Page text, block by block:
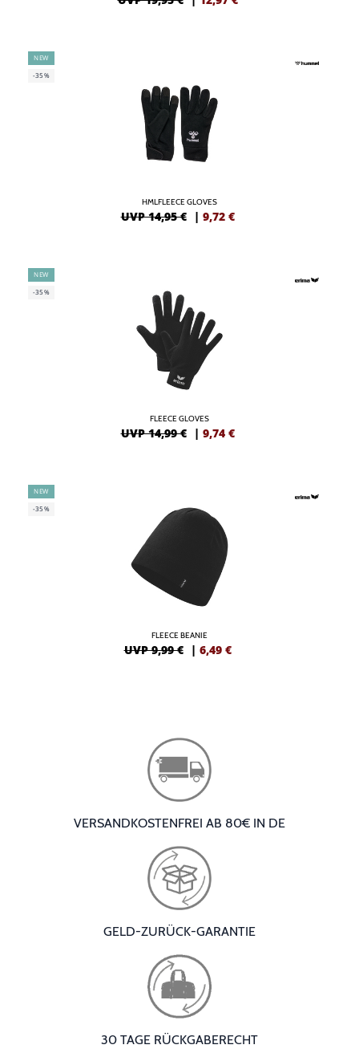
NEW
-35%
HMLFLEECE GLOVES
UVP 14,95 € | 9,72 €
NEW
-35%
FLEECE GLOVES
UVP 14,99 € | 9,74 €
NEW
-35%
FLEECE BEANIE
UVP 9,99 € | 6,49 €
VERSANDKOSTENFREI AB 80€ IN DE
GELD-ZURÜCK-GARANTIE
30 TAGE RÜCKGABERECHT